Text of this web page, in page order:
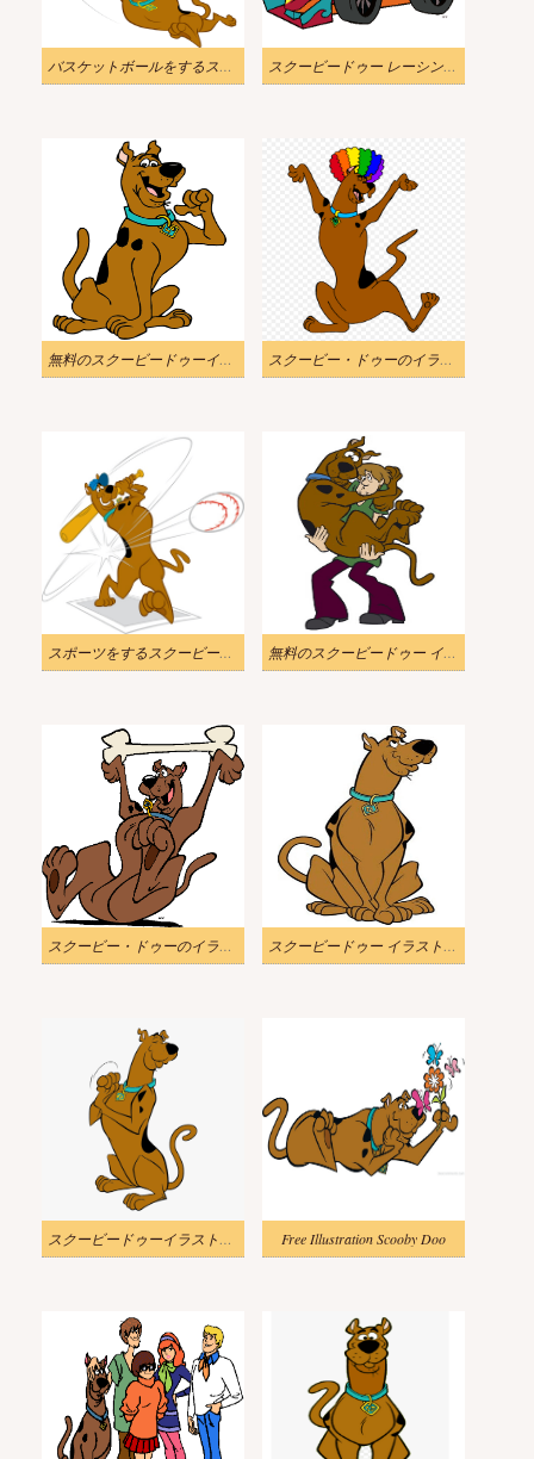
バスケットボールをするスクービー・ドゥーのイラスト スクービードゥー レーシング イラスト イメージ
無料のスクービードゥーイラストダウンロード スクービー・ドゥーのイラストPNGをダウンロード
スポーツをするスクービー・ドゥーのイラスト 無料のスクービードゥー イラスト画像
スクービー・ドゥーのイラスト画像 2 スクービードゥー イラストイメージ
スクービードゥーイラスト無料 2 Free Illustration Scooby Doo